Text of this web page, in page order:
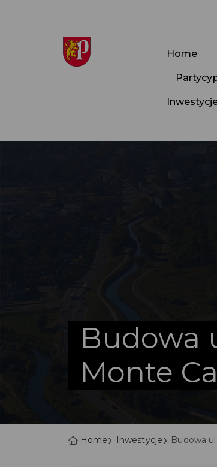
Home
Budowa
Monte
Home Inwestycje Budowa